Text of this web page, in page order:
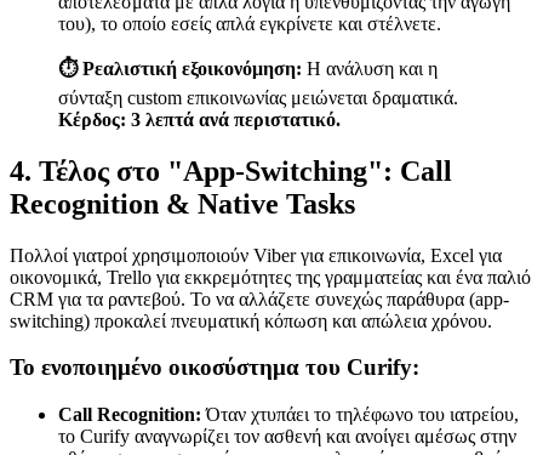
του), το οποίο εσείς απλά εγκρίνετε και στέλνετε.
⏱️ Ρεαλιστική εξοικονόμηση: Η ανάλυση και η
σύνταξη custom επικοινωνίας μειώνεται δραματικά.
Κέρδος: 3 λεπτά ανά περιστατικό.
4. Τέλος στο "App-Switching": Call
Recognition & Native Tasks
Πολλοί γιατροί χρησιμοποιούν Viber για επικοινωνία, Excel για
οικονομικά, Trello για εκκρεμότητες της γραμματείας και ένα παλιό
CRM για τα ραντεβού. Το να αλλάζετε συνεχώς παράθυρα (app-
switching) προκαλεί πνευματική κόπωση και απώλεια χρόνου.
Το ενοποιημένο οικοσύστημα του Curify:
Call Recognition: Όταν χτυπάει το τηλέφωνο του ιατρείου,
το Curify αναγνωρίζει τον ασθενή και ανοίγει αμέσως στην